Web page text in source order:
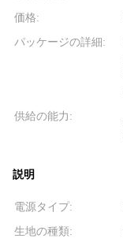
価格:
パッケージの詳細:
供給の能力:
説明
電源タイプ:
生地の種類: